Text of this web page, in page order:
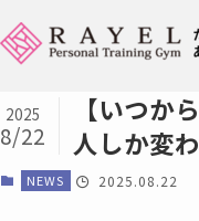
【いつか
人しか変
2025
8/22
NEWS 2025.08.22